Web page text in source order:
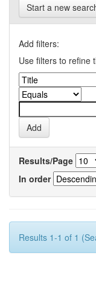
Start a new
Add filters:
Use filters to refine
Results/Page
In order
Results 1-1 of 1